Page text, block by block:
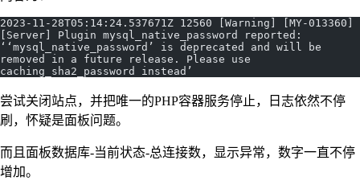
2023-11-28T05:14:24.537671Z 12560 [Warning] [MY-013360]
[Server] Plugin mysql_native_password reported:
‘‘mysql_native_password’ is deprecated and will be
removed in a future release. Please use
caching_sha2_password instead’
尝试关闭站点，并把唯一的PHP容器服务停止，日志依然不停
刷，怀疑是面板问题。
而且面板数据库-当前状态-总连接数，显示异常，数字一直不停
增加。